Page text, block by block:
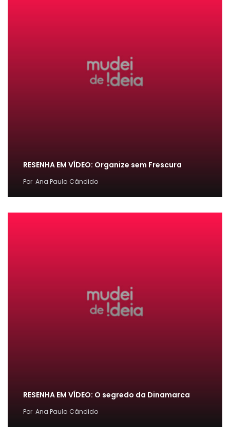
RESENHA EM VÍDEO: Organize sem Frescura
Por Ana Paula Cândido
RESENHA EM VÍDEO: O segredo da Dinamarca
Por Ana Paula Cândido